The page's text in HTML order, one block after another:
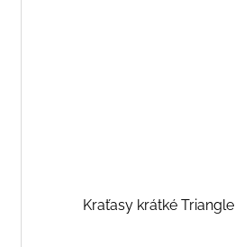
Kraťasy krátké Triangle